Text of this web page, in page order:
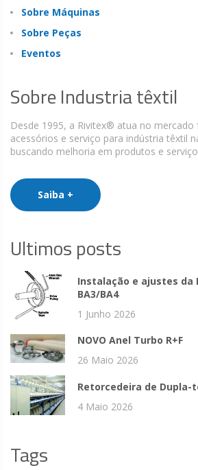
Sobre Máquinas
Sobre Peças
Eventos
Sobre Industria têxtil
Desde 1995, a Rivitex® atua no mercado
acessórios e serviço para indústria têxtil
buscando melhoria em produtos e
Saiba +
Ultimos posts
Instalação e ajustes da
BA3/BA4
1 Junho 2026
NOVO Anel Turbo R+F
26 Maio 2026
Retorcedeira de Dupla-
4 Maio 2026
Tags